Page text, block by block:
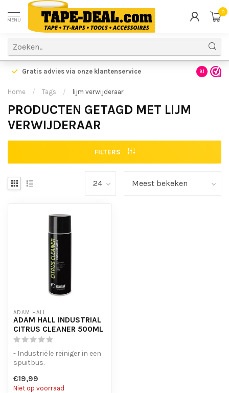
MENU
0
Gratis advies via onze klantenservice 9.1
Home / Tags / lijm verwijderaar
PRODUCTEN GETAGD MET LIJM
VERWIJDERAAR
FILTERS
ADAM HALL
ADAM HALL INDUSTRIAL
CITRUS CLEANER 500ML
- Industriële reiniger in een
spuitbus.
- Geschikt v...
€19,99
Niet op voorraad